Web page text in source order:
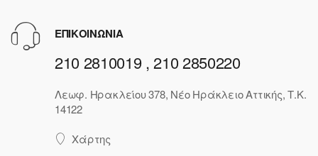
ΕΠΙΚΟΙΝΩΝΙΑ
210 2810019 , 210 2850220
Λεωφ. Ηρακλείου 378, Νέο Ηράκλειο Αττικής, Τ.Κ.
14122
Χάρτης